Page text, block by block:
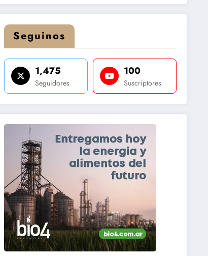
Seguinos
1,475
Seguidores
100
Suscriptores